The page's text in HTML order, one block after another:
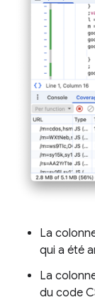
La
qui a été
La
du code